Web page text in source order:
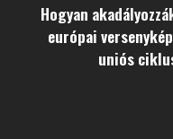
Hogyan
európai
uniós